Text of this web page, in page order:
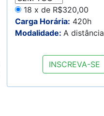
18 x de R$320,00
Carga Horária: 420h
Modalidade: A distância